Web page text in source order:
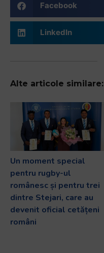
Facebook
LinkedIn
Alte articole similare:
Un moment special
pentru rugby-ul
românesc și pentru trei
dintre Stejari, care au
devenit oficial cetățeni
români